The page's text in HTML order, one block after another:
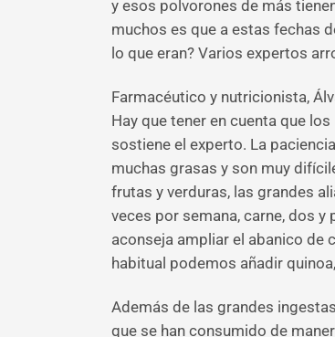
y esos polvorones de más
muchos es que a estas fechas
lo que eran? Varios expertos
Farmacéutico y nutricionista,
Hay que tener en cuenta que
sostiene el experto. La
muchas grasas y son muy
frutas y verduras, las grandes
veces por semana, carne, dos
aconseja ampliar el abanico de
habitual podemos añadir
Además de las grandes
que se han consumido de